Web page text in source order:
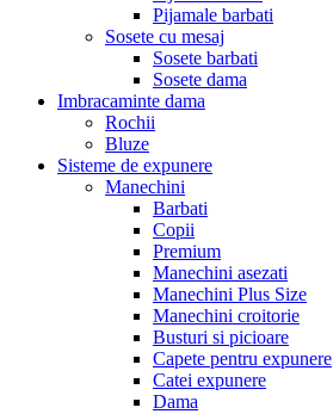
Pijamale barbati
Sosete cu mesaj
Sosete barbati
Sosete dama
Imbracaminte dama
Rochii
Bluze
Sisteme de expunere
Manechini
Barbati
Copii
Premium
Manechini asezati
Manechini Plus Size
Manechini croitorie
Busturi si picioare
Capete pentru expunere
Catei expunere
Dama